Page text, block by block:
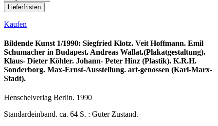
Lieferfristen
Kaufen
Bildende Kunst 1/1990: Siegfried Klotz. Veit Hoffmann. Emil
Schumacher in Budapest. Andreas Wallat.(Plakatgestaltung).
Klaus- Dieter Köhler. Johann- Peter Hinz (Plastik). K.R.H.
Sonderborg. Max-Ernst-Ausstellung. art-genossen (Karl-Marx-
Stadt).
Henschelverlag Berlin. 1990
Standardeinband. ca. 64 S. : Guter Zustand.